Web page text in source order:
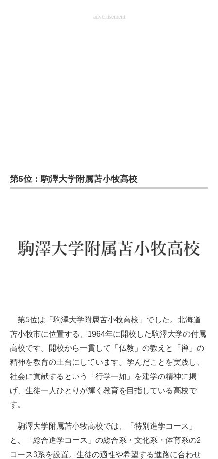
advertisement
第5位：駒澤大学附属苫小牧高校
第5位は「駒澤大学附属苫小牧高校」でした。北海道
苫小牧市に位置する、1964年に開校した駒澤大学の付属
高校です。開校から一貫して「仏教」の教えと「禅」の
精神を教育の土台にしています。学んだことを実践し、
社会に貢献するという「行学一如」を建学の精神に掲
げ、生徒一人ひとりが輝く教育を目指している高校で
す。
駒澤大学附属苫小牧高校では、「特別進学コース」
と、「総合進学コース」の総合系・文化系・体育系の2
コース3系を設置。生徒の適性や希望する進路に合わせ